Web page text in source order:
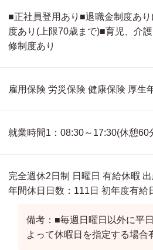
■正社員登用あり■退職金制度あ
度あり(上限70歳まで)■育児、介
修制度あり
雇用保険 労災保険 健康保険 厚生
就業時間1：08:30～17:30(休憩60
完全週休2日制 日曜日 有給休暇
年間休日日数：111日 初年度有給
備考：■毎週日曜日以外に平
よって休暇日を指定する場合